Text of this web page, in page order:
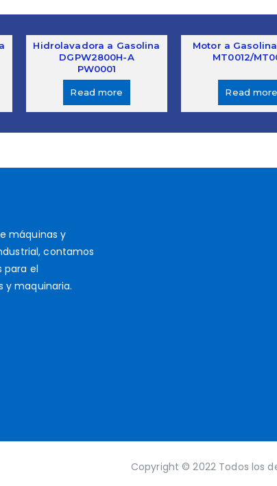
Hidrolavadora a Gasolina
DGPW2800H-A
PW0001
Read more
Motor a Gasolina
MT0012/
Read more
máquinas y
contamos
para el
y maquinaria.
Copyright © 2022 Todos los